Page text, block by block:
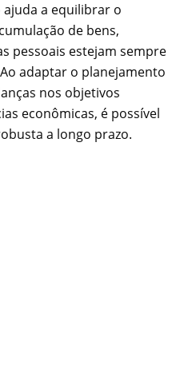
a equilibrar o
de bens,
pessoais estejam sempre
adaptar o planejamento
nos objetivos
econômicas, é possível
a longo prazo.